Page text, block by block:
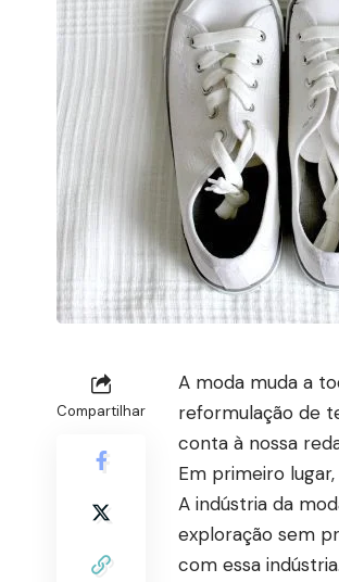
Compartilhar
A moda muda a
reformulação de
conta à nossa
Em primeiro
A indústria da
exploração sem
com essa indústria.